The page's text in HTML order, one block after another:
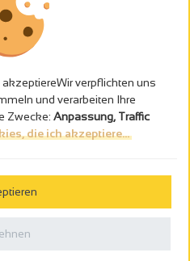
die Gesundheit - trinken Sie in
verpflichten uns
und verarbeiten Ihre
Zwecke: Anpassung, Traffic
die ich akzeptiere...